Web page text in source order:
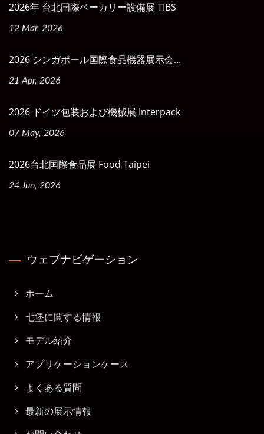
2026年 台北国際ベーカリー設備展 TIBS
12 Mar, 2026
2026 シンガポール国際食品機器展示会...
21 Apr, 2026
2026 ドイツ包装および機械展 Interpack
07 May, 2026
2026台北国際食品展 Food Taipei
24 Jun, 2026
ウェブナビゲーション
ホーム
七堡に関する情報
モデル紹介
アプリケーションケース
よくある質問
最新の展示情報